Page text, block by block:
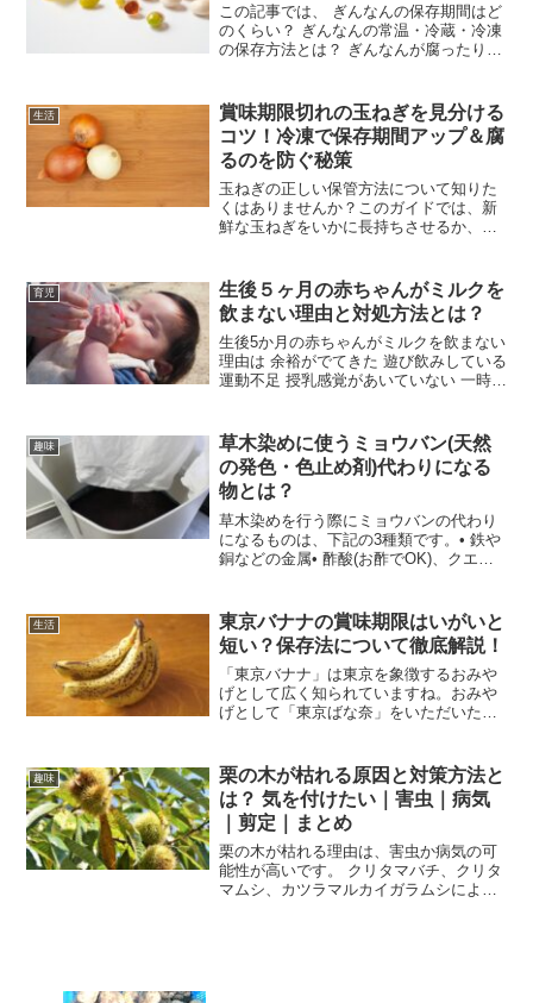
この記事では、 ぎんなんの保存期間はど
のくらい？ ぎんなんの常温・冷蔵・冷凍
の保存方法とは？ ぎんなんが腐ったり傷
まとめてみました。ぎんなんの保存につ
いて知りたい方...
生活
賞味期限切れの玉ねぎを見分ける
コツ！冷凍で保存期間アップ＆腐
るのを防ぐ秘策
玉ねぎの正しい保管方法について知りた
くはありませんか？このガイドでは、新
鮮な玉ねぎをいかに長持ちさせるか、賞
明します。室温で保存する方法、冷蔵庫
での保管方法、そして冷凍...
育児
生後５ヶ月の赤ちゃんがミルクを
飲まない理由と対処方法とは？
生後5か月の赤ちゃんがミルクを飲まない
理由は 余裕がでてきた 遊び飲みしている
運動不足 授乳感覚があいていない 一時的
工夫して飲んでくれた時に取り組んでみ
たことを紹...
趣味
草木染めに使うミョウバン(天然
の発色・色止め剤)代わりになる
物とは？
草木染めを行う際にミョウバンの代わり
になるものは、下記の3種類です。• 鉄や
銅などの金属• 酢酸(お酢でOK)、クエン
する媒染剤によって特性が異なりますの
で、ぜひチェ...
生活
東京バナナの賞味期限はいがいと
短い？保存法について徹底解説！
「東京バナナ」は東京を象徴するおみや
げとして広く知られていますね。おみや
げとして「東京ばな奈」をいただいた場
も多いのではないでしょうか。そこで、
東京バナナの賞味期限や長持ち...
趣味
栗の木が枯れる原因と対策方法と
は？ 気を付けたい｜害虫｜病気
｜剪定｜まとめ
栗の木が枯れる理由は、害虫か病気の可
能性が高いです。 クリタマバチ、クリタ
マムシ、カツラマルカイガラムシによる